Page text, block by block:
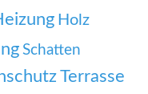
Holz
Schatten
Terrasse